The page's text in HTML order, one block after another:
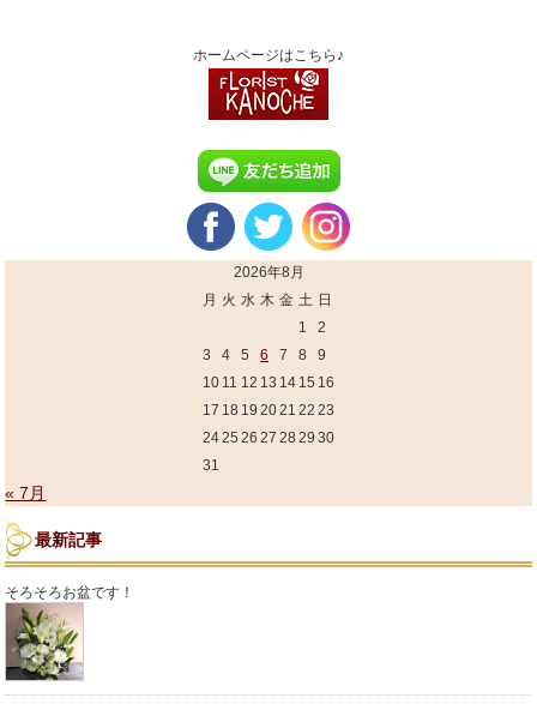
ホームページはこちら♪
2026年8月
月 火 水 木 金 土 日
1
2
3
4 5 6 7 8
9
10 11 12 13 14 15 16
17 18 19 2021 22 23
2425 26 27 28 29 30
31
« 7月
最新記事
そろそろお盆です！